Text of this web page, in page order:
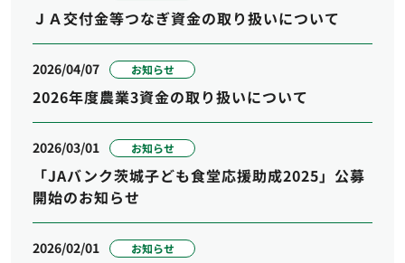
ＪＡ交付金等つなぎ資金の取り扱いについて
2026/04/07 お知らせ
2026年度農業3資金の取り扱いについて
2026/03/01 お知らせ
「JAバンク茨城子ども食堂応援助成2025」公募
開始のお知らせ
2026/02/01 お知らせ